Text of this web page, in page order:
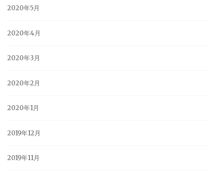
2020年5月
2020年4月
2020年3月
2020年2月
2020年1月
2019年12月
2019年11月